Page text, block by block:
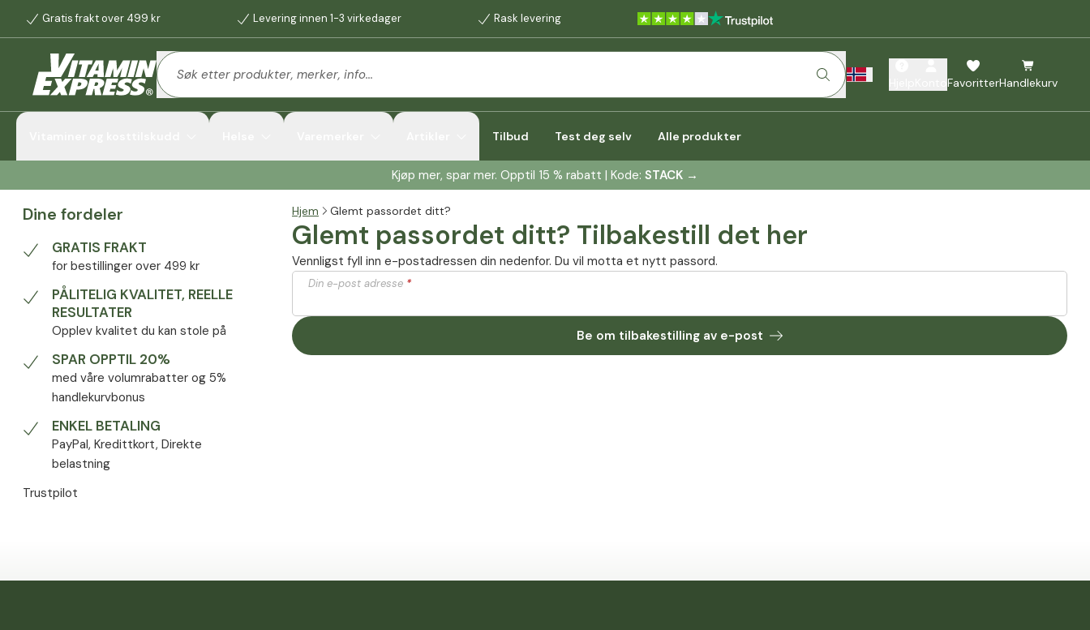
Gratis frakt over 499 kr Levering innen 1-3 virkedager Rask levering
FavoritterHandlekurv
Tilbud Test deg selv Alle produkter
Kjøp mer, spar mer. Opptil 15 % rabatt | Kode: STACK →
Dine fordeler
GRATIS FRAKT
for bestillinger over 499 kr
PÅLITELIG KVALITET, REELLE
RESULTATER
Opplev kvalitet du kan stole på
SPAR OPPTIL 20%
med våre volumrabatter og 5%
handlekurvbonus
ENKEL BETALING
PayPal, Kredittkort, Direkte
belastning
Trustpilot
Hjem Glemt passordet ditt?
Glemt passordet ditt? Tilbakestill det her
Vennligst fyll inn e-postadressen din nedenfor. Du vil motta et nytt passord.
Din e-post adresse*
Be om tilbakestilling av e-post